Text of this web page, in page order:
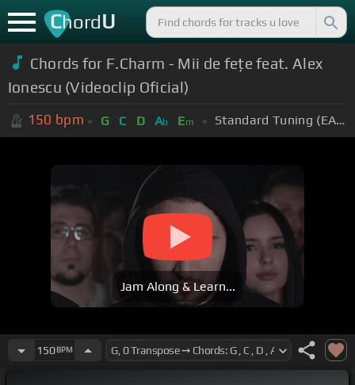
ChordU
Chords for F.Charm - Mii de fețe feat. Alex
Ionescu (Videoclip Oficial)
150 bpm G C D Ab Em Standard Tuning (EADGBE)
Jam Along & Learn...
150BPM